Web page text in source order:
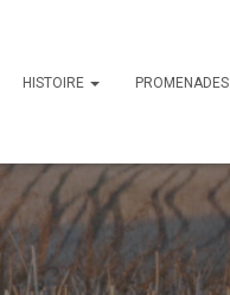
HISTOIRE PROMENADES